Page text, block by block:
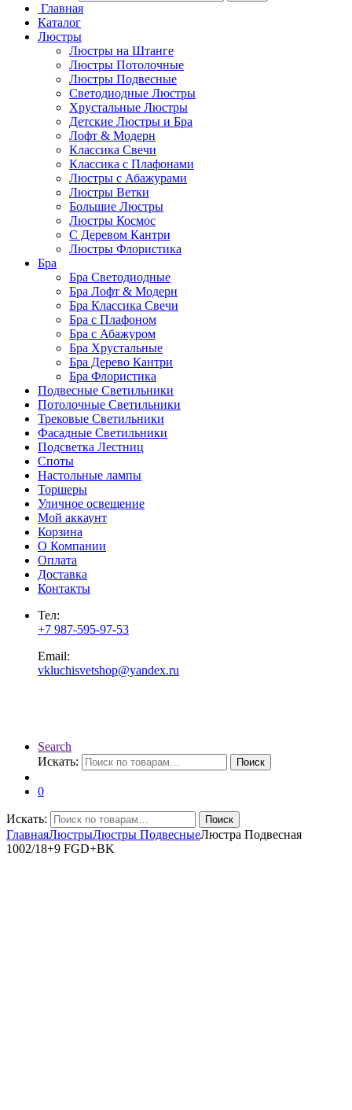
Главная
Каталог
Люстры
Люстры на Штанге
Люстры Потолочные
Люстры Подвесные
Светодиодные Люстры
Хрустальные Люстры
Детские Люстры и Бра
Лофт & Модерн
Классика Свечи
Классика с Плафонами
Люстры с Абажурами
Люстры Ветки
Большие Люстры
Люстры Космос
С Деревом Кантри
Люстры Флористика
Бра
Бра Светодиодные
Бра Лофт & Модерн
Бра Классика Свечи
Бра с Плафоном
Бра с Абажуром
Бра Хрустальные
Бра Дерево Кантри
Бра Флористика
Подвесные Светильники
Потолочные Светильники
Трековые Светильники
Фасадные Светильники
Подсветка Лестниц
Споты
Настольные лампы
Торшеры
Уличное освещение
Мой аккаунт
Корзина
О Компании
Оплата
Доставка
Контакты
Тел:
+7 987-595-97-53
Email:
vkluchisvetshop@yandex.ru
Search
Искать:
Поиск
0
Искать: Поиск
ГлавнаяЛюстрыЛюстры ПодвесныеЛюстра Подвесная
1002/18+9 FGD+BK